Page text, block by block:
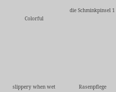
Colorful
die Schminkpinsel 1
slippery when wet
Rasenpflege